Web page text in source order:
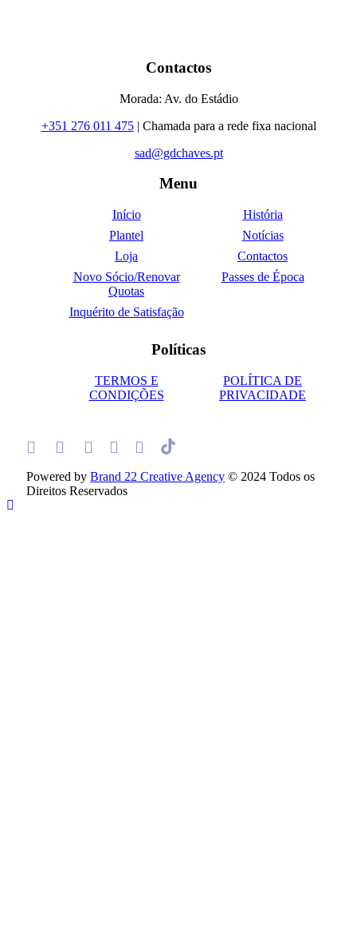
Contactos
Morada: Av. do Estádio
+351 276 011 475| Chamada para a rede fixa nacional
sad@gdchaves.pt
Menu
Início
História
Plantel
Notícias
Loja
Contactos
Novo Sócio/Renovar
Quotas
Passes de Época
Inquérito de Satisfação
Políticas
TERMOS E
CONDIÇÕES
POLÍTICA DE
PRIVACIDADE
Powered by Brand 22 Creative Agency © 2024 Todos os
Direitos Reservados